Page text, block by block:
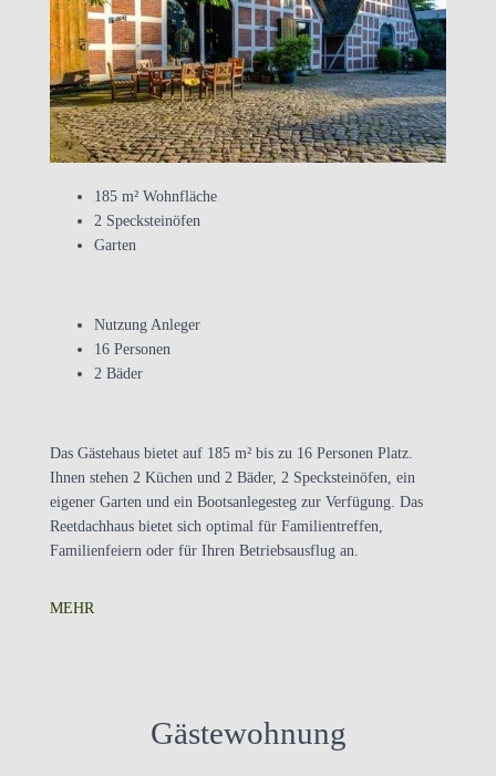
185 m² Wohnfläche
2 Specksteinöfen
Garten
Nutzung Anleger
16 Personen
2 Bäder
Das Gästehaus bietet auf 185 m² bis zu 16 Personen Platz.
Ihnen stehen 2 Küchen und 2 Bäder, 2 Specksteinöfen, ein
eigener Garten und ein Bootsanlegesteg zur Verfügung. Das
Reetdachhaus bietet sich optimal für Familientreffen,
Familienfeiern oder für Ihren Betriebsausflug an.
MEHR
Gästewohnung